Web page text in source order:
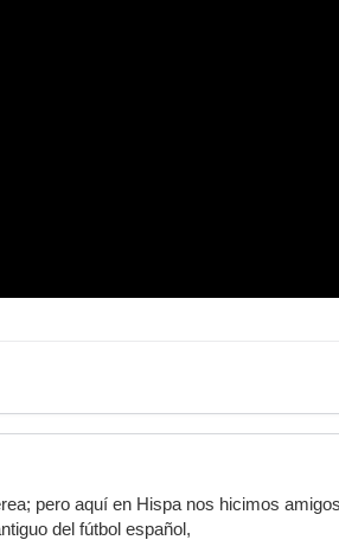
pero aquí en Hispa nos hicimos
del fútbol español,